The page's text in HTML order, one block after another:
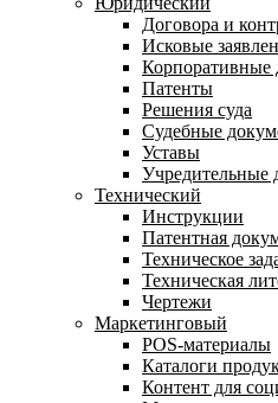
Договора и
Исковые
Корпоративные
Патенты
Решения суда
Судебные
Уставы
Учредительные
Технический
Инструкции
Патентная
Техническое
Техническая
Чертежи
Маркетинговый
POS-материалы
Каталоги
Контент для